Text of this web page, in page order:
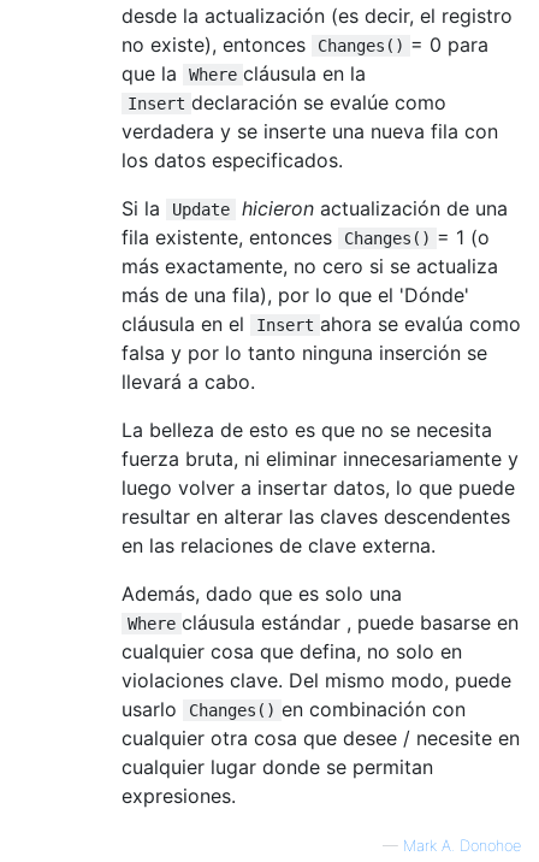
desde la actualización (es decir, el registro
no existe), entonces
Changes() = 0 para
que la
Where cláusula en la
Insert declaración se evalúe como
verdadera y se inserte una nueva fila con
los datos especificados.
Si la
Update hicieron actualización de una
fila existente, entonces
Changes() = 1 (o
más exactamente, no cero si se actualiza
más de una fila), por lo que el 'Dónde'
cláusula en el
Insert ahora se evalúa como
falsa y por lo tanto ninguna inserción se
llevará a cabo.
La belleza de esto es que no se necesita
fuerza bruta, ni eliminar innecesariamente y
luego volver a insertar datos, lo que puede
resultar en alterar las claves descendentes
en las relaciones de clave externa.
Además, dado que es solo una
Where cláusula estándar , puede basarse en
cualquier cosa que defina, no solo en
violaciones clave. Del mismo modo, puede
usarlo
Changes() en combinación con
cualquier otra cosa que desee / necesite en
cualquier lugar donde se permitan
expresiones.
— Mark A. Donohoe